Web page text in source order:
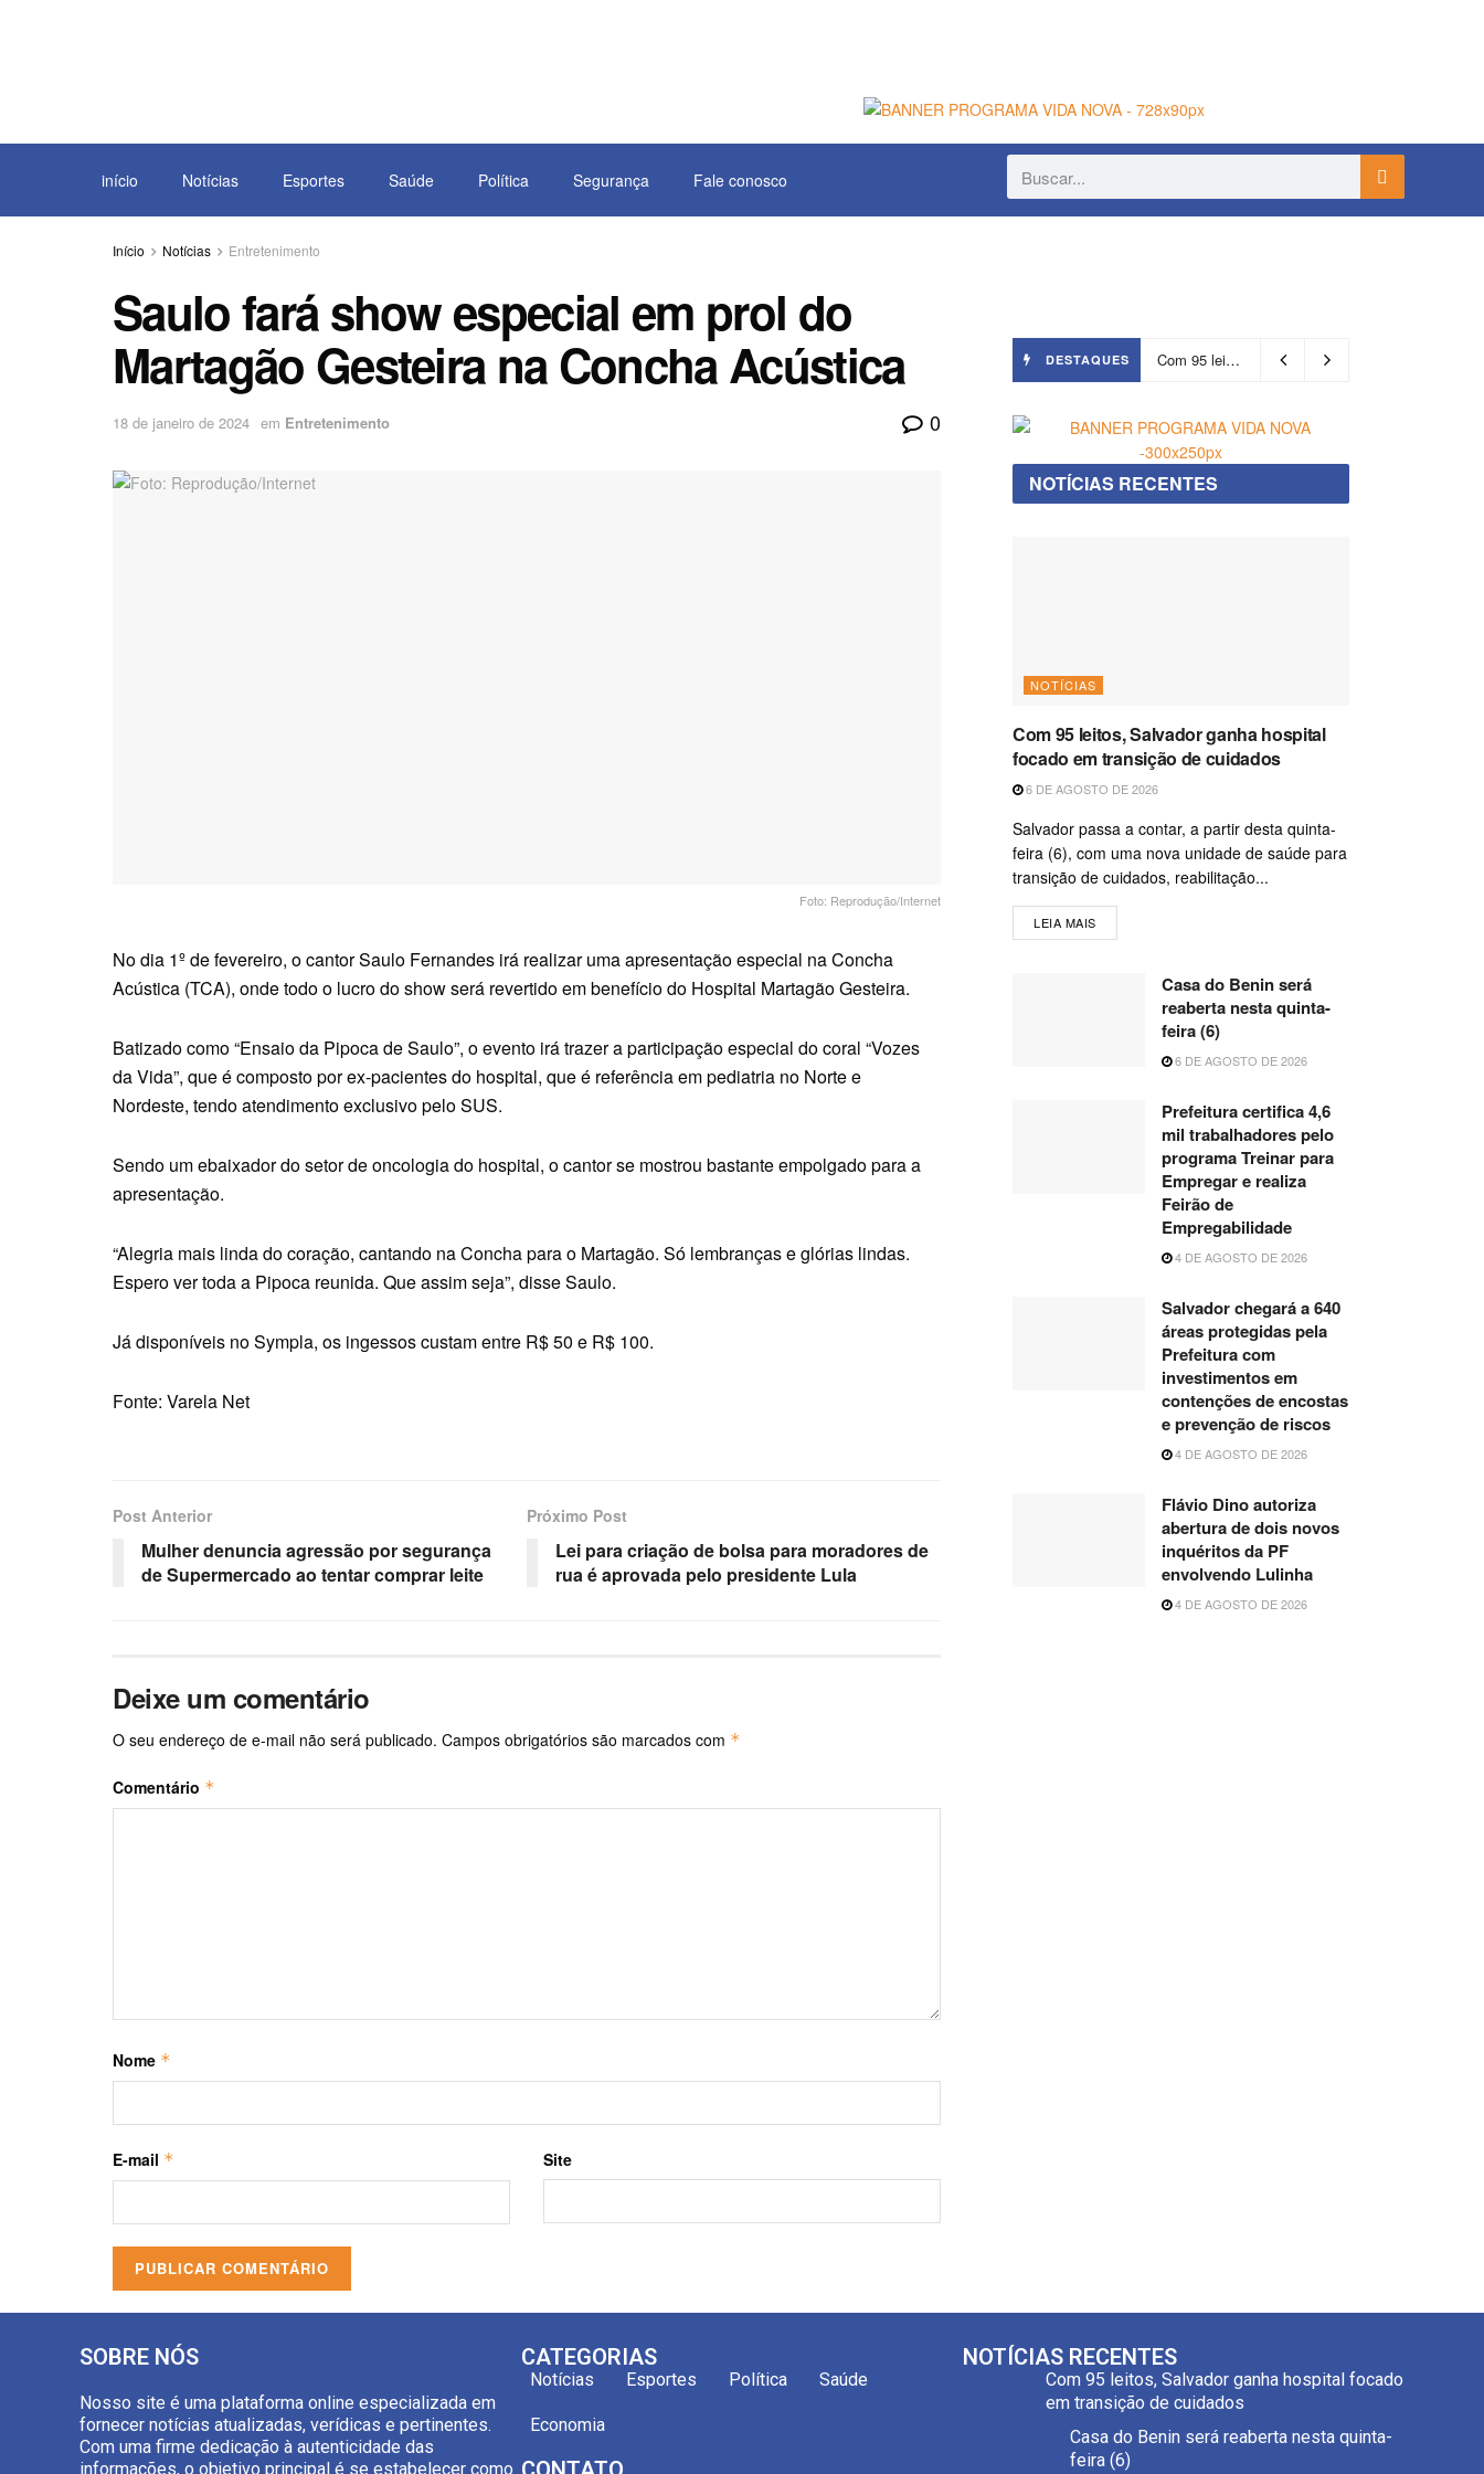
início Notícias Esportes Saúde Política Segurança Fale conosco
Início Notícias Entretenimento
Saulo fará show especial em prol do
Martagão Gesteira na Concha Acústica
18 de janeiro de 2024 em Entretenimento 0
Foto: Reprodução/Internet
No dia 1º de fevereiro, o cantor Saulo Fernandes irá realizar uma apresentação especial na Concha
Acústica (TCA), onde todo o lucro do show será revertido em benefício do Hospital Martagão Gesteira.
Batizado como “Ensaio da Pipoca de Saulo”, o evento irá trazer a participação especial do coral “Vozes
da Vida”, que é composto por ex-pacientes do hospital, que é referência em pediatria no Norte e
Nordeste, tendo atendimento exclusivo pelo SUS.
Sendo um ebaixador do setor de oncologia do hospital, o cantor se mostrou bastante empolgado para a
apresentação.
“Alegria mais linda do coração, cantando na Concha para o Martagão. Só lembranças e glórias lindas.
Espero ver toda a Pipoca reunida. Que assim seja”, disse Saulo.
Já disponíveis no Sympla, os ingessos custam entre R$ 50 e R$ 100.
Fonte: Varela Net
Post Anterior
Mulher denuncia agressão por segurança
de Supermercado ao tentar comprar leite
Próximo Post
Lei para criação de bolsa para moradores de
rua é aprovada pelo presidente Lula
Deixe um comentário
O seu endereço de e-mail não será publicado. Campos obrigatórios são marcados com *
Comentário *
Nome *
E-mail * Site
DESTAQUES Com 95 leitos, Salvador ganha hospital focado em transição de cuidados
NOTÍCIAS RECENTES
NOTÍCIAS
Com 95 leitos, Salvador ganha hospital
focado em transição de cuidados
6 DE AGOSTO DE 2026
Salvador passa a contar, a partir desta quinta-
feira (6), com uma nova unidade de saúde para
transição de cuidados, reabilitação...
LEIA MAIS
Casa do Benin será
reaberta nesta quinta-
feira (6)
6 DE AGOSTO DE 2026
Prefeitura certifica 4,6
mil trabalhadores pelo
programa Treinar para
Empregar e realiza
Feirão de
Empregabilidade
4 DE AGOSTO DE 2026
Salvador chegará a 640
áreas protegidas pela
Prefeitura com
investimentos em
contenções de encostas
e prevenção de riscos
4 DE AGOSTO DE 2026
Flávio Dino autoriza
abertura de dois novos
inquéritos da PF
envolvendo Lulinha
4 DE AGOSTO DE 2026
SOBRE NÓS
Nosso site é uma plataforma online especializada em
fornecer notícias atualizadas, verídicas e pertinentes.
Com uma firme dedicação à autenticidade das
informações, o objetivo principal é se estabelecer como
CATEGORIAS
Notícias Esportes Política Saúde
Economia
NOTÍCIAS RECENTES
Com 95 leitos, Salvador ganha hospital focado
em transição de cuidados
Casa do Benin será reaberta nesta quinta-
feira (6)